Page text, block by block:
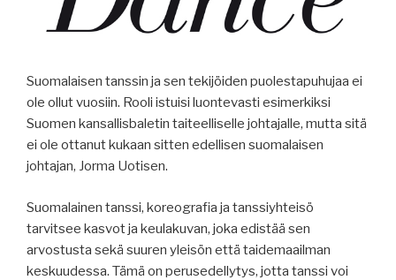
Suomalaisen tanssin ja sen tekijöiden puolestapuhujaa ei
ole ollut vuosiin. Rooli istuisi luontevasti esimerkiksi
Suomen kansallisbaletin taiteelliselle johtajalle, mutta sitä
ei ole ottanut kukaan sitten edellisen suomalaisen
johtajan, Jorma Uotisen.
Suomalainen tanssi, koreografia ja tanssiyhteisö
tarvitsee kasvot ja keulakuvan, joka edistää sen
arvostusta sekä suuren yleisön että taidemaailman
keskuudessa. Tämä on perusedellytys, jotta tanssi voi